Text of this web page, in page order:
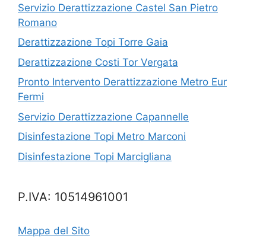
Servizio Derattizzazione Castel San Pietro
Romano
Derattizzazione Topi Torre Gaia
Derattizzazione Costi Tor Vergata
Pronto Intervento Derattizzazione Metro Eur
Fermi
Servizio Derattizzazione Capannelle
Disinfestazione Topi Metro Marconi
Disinfestazione Topi Marcigliana
P.IVA: 10514961001
Mappa del Sito